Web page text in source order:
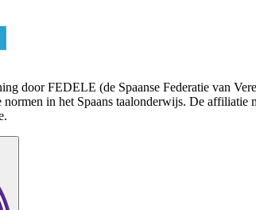
door FEDELE (de Spaanse Federatie van
normen in het Spaans taalonderwijs. De